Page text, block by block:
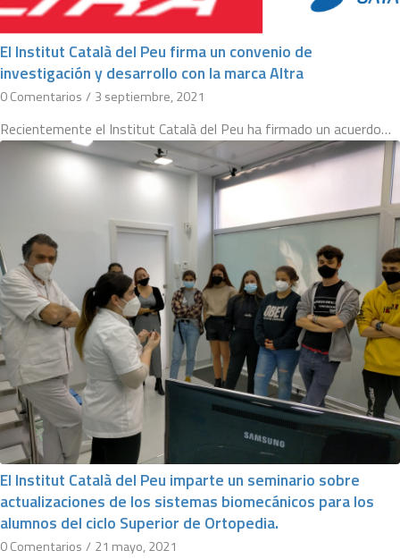
El Institut Català del Peu firma un convenio de
investigación y desarrollo con la marca Altra
0 Comentarios / 3 septiembre, 2021
Recientemente el Institut Català del Peu ha firmado un acuerdo…
El Institut Català del Peu imparte un seminario sobre
actualizaciones de los sistemas biomecánicos para los
alumnos del ciclo Superior de Ortopedia.
0 Comentarios / 21 mayo, 2021